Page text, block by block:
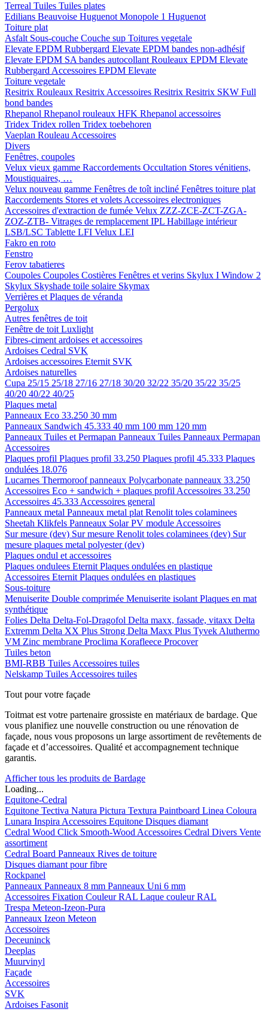
Terreal Tuiles Tuiles plates
Edilians Beauvoise Huguenot Monopole 1 Huguenot
Toiture plat
Asfalt Sous-couche Couche sup Toitures vegetale
Elevate EPDM Rubbergard Elevate EPDM bandes non-adhésif
Elevate EPDM SA bandes autocollant Rouleaux EPDM Elevate
Rubbergard Accessoires EPDM Elevate
Toiture vegetale
Resitrix Rouleaux Resitrix Accessoires Resitrix Resitrix SKW Full
bond bandes
Rhepanol Rhepanol rouleaux HFK Rhepanol accessoires
Tridex Tridex rollen Tridex toebehoren
Vaeplan Rouleau Accessoires
Divers
Fenêtres, coupoles
Velux vieux gamme Raccordements Occultation Stores vénitiens,
Moustiquaires, …
Velux nouveau gamme Fenêtres de toît incliné Fenêtres toiture plat
Raccordements Stores et volets Accessoires electroniques
Accessoires d'extraction de fumée Velux ZZZ-ZCE-ZCT-ZGA-
ZOZ-ZTB- Vitrages de remplacement IPL Habillage intérieur
LSB/LSC Tablette LFI Velux LEI
Fakro en roto
Fenstro
Ferov tabatieres
Coupoles Coupoles Costières Fenêtres et verins Skylux I Window 2
Skylux Skyshade toile solaire Skymax
Verrières et Plaques de véranda
Pergolux
Autres fenêtres de toit
Fenêtre de toit Luxlight
Fibres-ciment ardoises et accessoires
Ardoises Cedral SVK
Ardoises accessoires Eternit SVK
Ardoises naturelles
Cupa 25/15 25/18 27/16 27/18 30/20 32/22 35/20 35/22 35/25
40/20 40/22 40/25
Plaques metal
Panneaux Eco 33.250 30 mm
Panneaux Sandwich 45.333 40 mm 100 mm 120 mm
Panneaux Tuiles et Permapan Panneaux Tuiles Panneaux Permapan
Accessoires
Plaques profil Plaques profil 33.250 Plaques profil 45.333 Plaques
ondulées 18.076
Lucarnes Thermoroof panneaux Polycarbonate panneaux 33.250
Accessoires Eco + sandwich + plaques profil Accessoires 33.250
Accessoires 45.333 Accessoires general
Panneaux metal Panneaux metal plat Renolit toles colaminees
Sheetah Klikfels Panneaux Solar PV module Accessoires
Sur mesure (dev) Sur mesure Renolit toles colaminees (dev) Sur
mesure plaques metal polyester (dev)
Plaques ondul et accessoires
Plaques ondulees Eternit Plaques ondulées en plastique
Accessoires Eternit Plaques ondulées en plastiques
Sous-toiture
Menuiserite Double comprimée Menuiserite isolant Plaques en mat
synthétique
Folies Delta Delta-Fol-Dragofol Delta maxx, fassade, vitaxx Delta
Extremm Delta XX Plus Strong Delta Maxx Plus Tyvek Aluthermo
VM Zinc membrane Proclima Korafleece Procover
Tuiles beton
BMI-RBB Tuiles Accessoires tuiles
Nelskamp Tuiles Accessoires tuiles
Tout pour votre façade
Toitmat est votre partenaire grossiste en matériaux de bardage. Que
vous planifiez une nouvelle construction ou une rénovation de
façade, nous vous proposons un large assortiment de revêtements de
façade et d’accessoires. Qualité et accompagnement technique
garantis.
Afficher tous les produits de Bardage
Loading...
Equitone-Cedral
Equitone Tectiva Natura Pictura Textura Paintboard Linea Coloura
Lunara Inspira Accessoires Equitone Disques diamant
Cedral Wood Click Smooth-Wood Accessoires Cedral Divers Vente
assortiment
Cedral Board Panneaux Rives de toiture
Disques diamant pour fibre
Rockpanel
Panneaux Panneaux 8 mm Panneaux Uni 6 mm
Accessoires Fixation Couleur RAL Laque couleur RAL
Trespa Meteon-Izeon-Pura
Panneaux Izeon Meteon
Accessoires
Deceuninck
Deeplas
Muurvinyl
Façade
Accessoires
SVK
Ardoises Fasonit